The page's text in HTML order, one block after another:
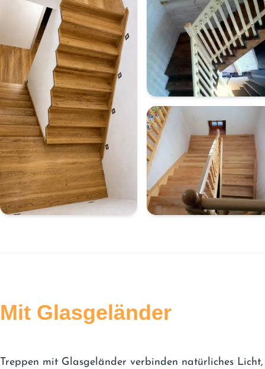
Mit Glasgeländer
Treppen mit Glasgeländer verbinden natürliches Licht,